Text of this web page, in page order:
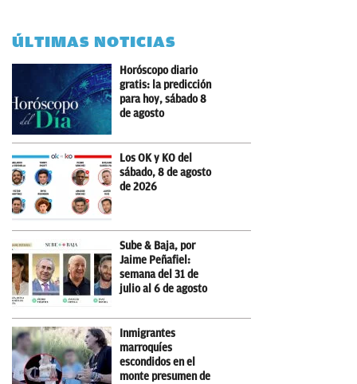
ÚLTIMAS NOTICIAS
Horóscopo diario
gratis: la predicción
para hoy, sábado 8
de agosto
Los OK y KO del
sábado, 8 de agosto
de 2026
Sube & Baja, por
Jaime Peñafiel:
semana del 31 de
julio al 6 de agosto
Inmigrantes
marroquíes
escondidos en el
monte presumen de